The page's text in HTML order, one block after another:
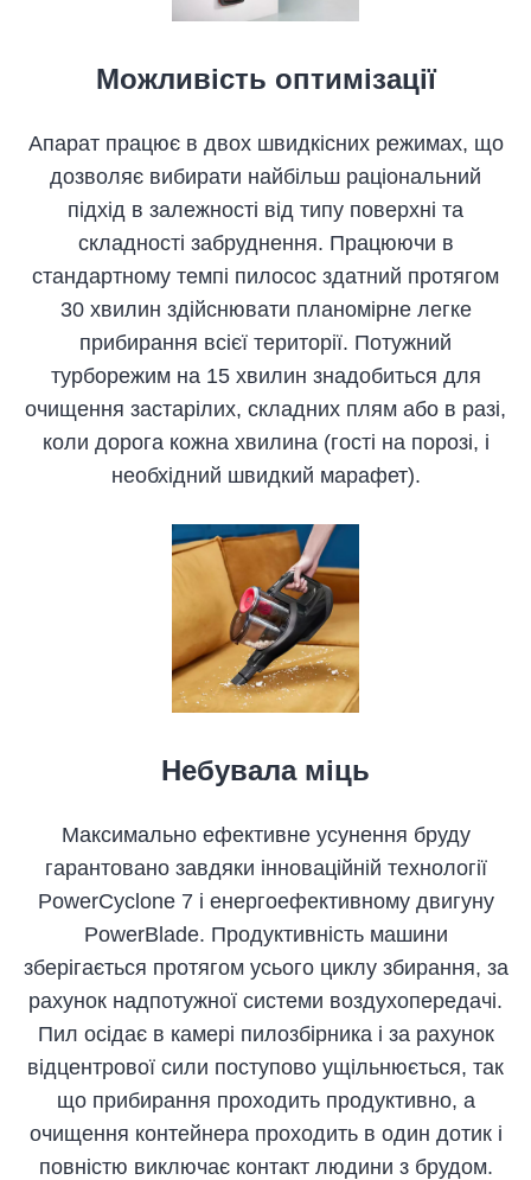
Можливість оптимізації
Апарат працює в двох швидкісних режимах, що
дозволяє вибирати найбільш раціональний
підхід в залежності від типу поверхні та
складності забруднення. Працюючи в
стандартному темпі пилосос здатний протягом
30 хвилин здійснювати планомірне легке
прибирання всієї території. Потужний
турборежим на 15 хвилин знадобиться для
очищення застарілих, складних плям або в разі,
коли дорога кожна хвилина (гості на порозі, і
необхідний швидкий марафет).
Небувала міць
Максимально ефективне усунення бруду
гарантовано завдяки інноваційній технології
PowerCyclone 7 і енергоефективному двигуну
PowerBlade. Продуктивність машини
зберігається протягом усього циклу збирання, за
рахунок надпотужної системи воздухопередачі.
Пил осідає в камері пилозбірника і за рахунок
відцентрової сили поступово ущільнюється, так
що прибирання проходить продуктивно, а
очищення контейнера проходить в один дотик і
повністю виключає контакт людини з брудом.